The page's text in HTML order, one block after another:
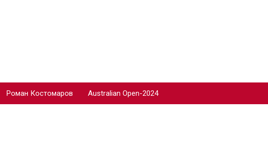
Роман Костомаров Australian Open-2024